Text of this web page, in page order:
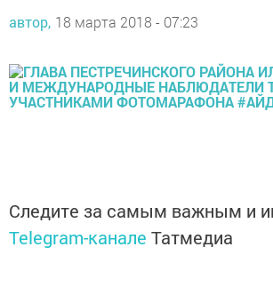
автор, 18 марта 2018 - 07:23
Следите за самым важным и
Telegram-канале Татмедиа